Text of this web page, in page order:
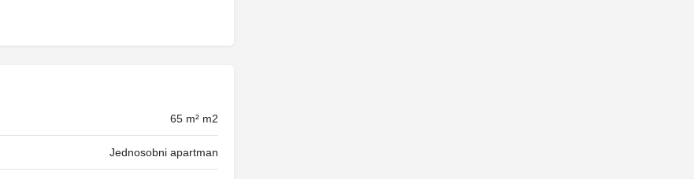
65 m² m2
Jednosobni apartman